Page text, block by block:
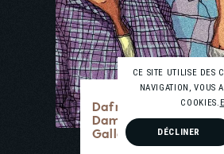
CE SITE UTILISE DES
NAVIGATION, VOUS
COOKIES.
DÉCLINER
Dafne et
Damaris
Gallardo